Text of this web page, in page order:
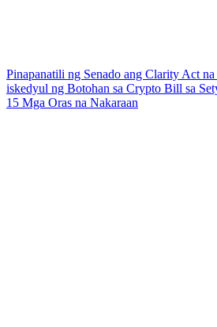
Pinapanatili ng Senado ang Clarity Act
iskedyul ng Botohan sa Crypto Bill sa
15 Mga Oras na Nakaraan